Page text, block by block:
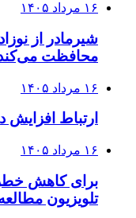
۱۶ مرداد ۱۴۰۵
شیرمادر از
محافظت
۱۶ مرداد ۱۴۰۵
ارتباط
۱۶ مرداد ۱۴۰۵
برای کاهش
تلویزیون